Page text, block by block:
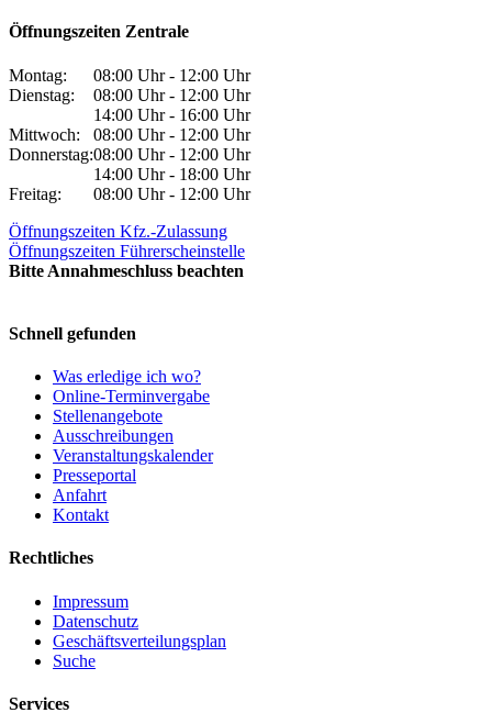
Öffnungszeiten Zentrale
Montag:
08:00 Uhr - 12:00 Uhr
Dienstag:
08:00 Uhr - 12:00 Uhr
14:00 Uhr - 16:00 Uhr
Mittwoch:
08:00 Uhr - 12:00 Uhr
Donnerstag:08:00 Uhr - 12:00 Uhr
14:00 Uhr - 18:00 Uhr
Freitag:
08:00 Uhr - 12:00 Uhr
Öffnungszeiten Kfz.-Zulassung
Öffnungszeiten Führerscheinstelle
Bitte Annahmeschluss beachten
Schnell gefunden
Was erledige ich wo?
Online-Terminvergabe
Stellenangebote
Ausschreibungen
Veranstaltungskalender
Presseportal
Anfahrt
Kontakt
Rechtliches
Impressum
Datenschutz
Geschäftsverteilungsplan
Suche
Services